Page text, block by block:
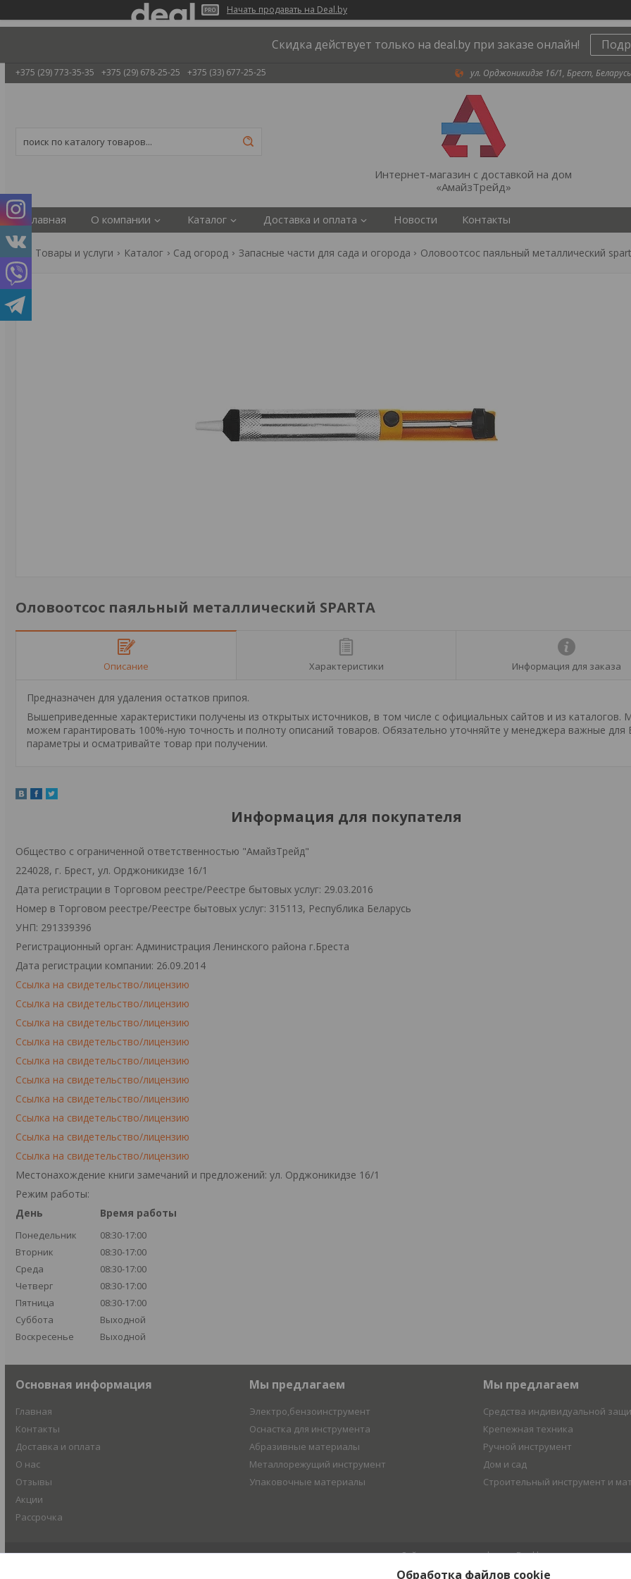
Начать продавать на Deal.by
Скидка действует только на deal.by при заказе онлайн!
+375 (29) 773-35-35 +375 (29) 678-25-25 +375 (33) 677-25-25 ул. Орджоникидзе 16/1, Брест, Беларусь
Интернет-магазин с доставкой на дом
«АмайзТрейд»
Главная О компании Каталог Доставка и оплата Новости Контакты
Товары и услуги Каталог Сад огород Запасные части для сада и огорода Оловоотсос паяльный металлический
Оловоотсос паяльный металлический SPARTA
Описание Характеристики Информация для заказа
Предназначен для удаления остатков припоя.
Вышеприведенные характеристики получены из открытых источников, в том числе с официальных сайтов и из каталогов.
можем гарантировать 100%-ную точность и полноту описаний товаров. Обязательно уточняйте у менеджера важные для
параметры и осматривайте товар при получении.
Информация для покупателя
Общество с ограниченной ответственностью "АмайзТрейд"
224028, г. Брест, ул. Орджоникидзе 16/1
Дата регистрации в Торговом реестре/Реестре бытовых услуг: 29.03.2016
Номер в Торговом реестре/Реестре бытовых услуг: 315113, Республика Беларусь
УНП: 291339396
Регистрационный орган: Администрация Ленинского района г.Бреста
Дата регистрации компании: 26.09.2014
Ссылка на свидетельство/лицензию
Ссылка на свидетельство/лицензию
Ссылка на свидетельство/лицензию
Ссылка на свидетельство/лицензию
Ссылка на свидетельство/лицензию
Ссылка на свидетельство/лицензию
Ссылка на свидетельство/лицензию
Ссылка на свидетельство/лицензию
Ссылка на свидетельство/лицензию
Ссылка на свидетельство/лицензию
Местонахождение книги замечаний и предложений: ул. Орджоникидзе 16/1
Режим работы:
День
Время работы
Понедельник
08:30-17:00
Вторник
08:30-17:00
Среда
08:30-17:00
Четверг
08:30-17:00
Пятница
08:30-17:00
Суббота
Выходной
Воскресенье
Выходной
Основная информация
Главная
Контакты
Доставка и оплата
О нас
Отзывы
Акции
Рассрочка
Мы предлагаем
Электро,бензоинструмент
Оснастка для инструмента
Абразивные материалы
Металлорежущий инструмент
Упаковочные материалы
Мы предлагаем
Средства индивидуальной
Крепежная техника
Ручной инструмент
Дом и сад
Строительный инструмент и
Сайт создан на платформе Deal.by
Политика обработки файлов cookies
Обработка файлов cookie